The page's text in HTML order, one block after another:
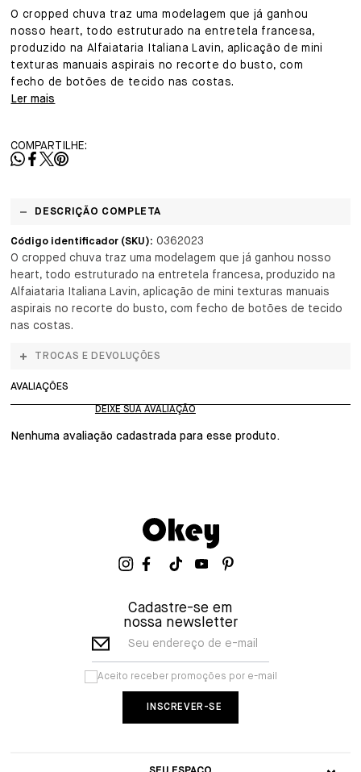
O cropped chuva traz uma modelagem que já ganhou
nosso heart, todo estruturado na entretela francesa,
produzido na Alfaiataria Italiana Lavin, aplicação de mini
texturas manuais aspirais no recorte do busto, com
fecho de botões de tecido nas costas.
Ler mais
COMPARTILHE:
DESCRIÇÃO COMPLETA
Código identificador (SKU): 0362023
O cropped chuva traz uma modelagem que já ganhou nosso
heart, todo estruturado na entretela francesa, produzido na
Alfaiataria Italiana Lavin, aplicação de mini texturas manuais
aspirais no recorte do busto, com fecho de botões de tecido
nas costas.
TROCAS E DEVOLUÇÕES
AVALIAÇÕES
Nenhuma avaliação cadastrada para esse produto.
Cadastre-se em
nossa newsletter
Seu endereço de e-mail
Aceito receber promoções por e-mail